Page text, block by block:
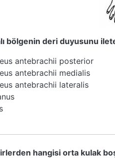
bölgenin deri duyusunu
antebrachii posterior
antebrachii medialis
antebrachii lateralis
hangisi orta kulak